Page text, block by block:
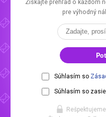
Získajte prehľad o každom
pre výhodný
Súhlasím so
Súhlasím so